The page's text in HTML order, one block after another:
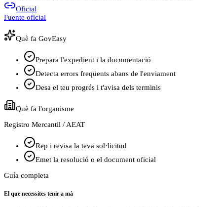
Oficial
Fuente oficial
Què fa GovEasy
Prepara l'expedient i la documentació
Detecta errors freqüents abans de l'enviament
Desa el teu progrés i t'avisa dels terminis
Què fa l'organisme
Registro Mercantil / AEAT
Rep i revisa la teva sol·licitud
Emet la resolució o el document oficial
Guía completa
El que necessites tenir a mà